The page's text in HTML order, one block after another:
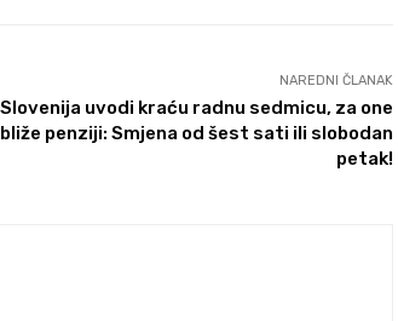
NAREDNI ČLANAK
Slovenija uvodi kraću radnu sedmicu, za one
bliže penziji: Smjena od šest sati ili slobodan
petak!